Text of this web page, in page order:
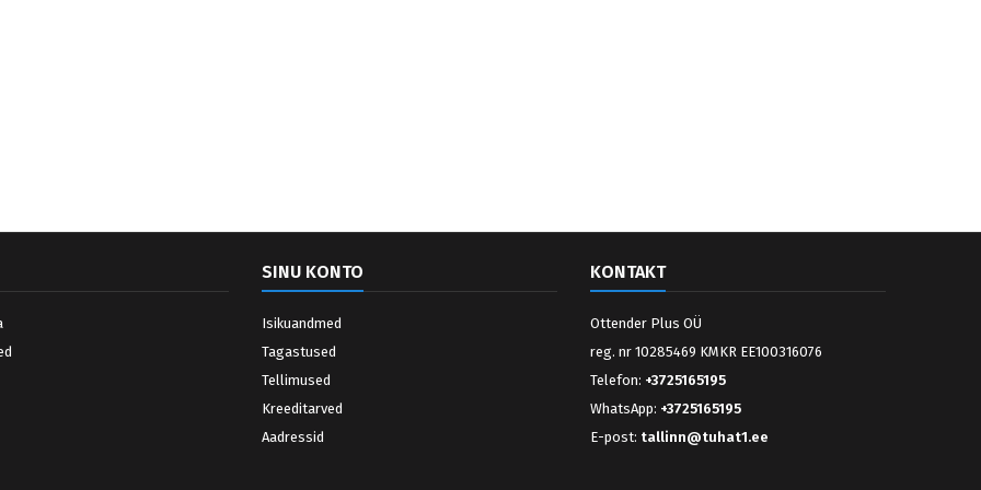
SINU KONTO
Isikuandmed
Tagastused
Tellimused
Kreeditarved
Aadressid
KONTAKT
Ottender Plus OÜ
reg. nr 10285469 KMKR EE100316076
Telefon: +3725165195
WhatsApp: +3725165195
E-post: tallinn@tuhat1.ee